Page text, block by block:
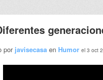
por javisecasa en Humor el 3 oct